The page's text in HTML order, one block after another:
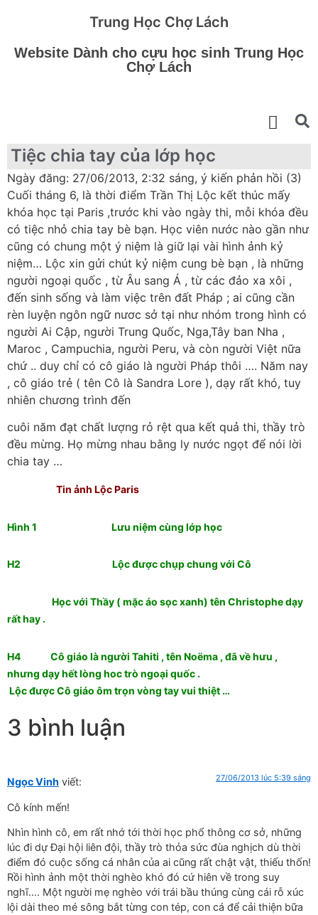
Trung Học Chợ Lách
Website Dành cho cựu học sinh Trung Học
Chợ Lách
Tiệc chia tay của lớp học
Ngày đăng: 27/06/2013, 2:32 sáng, ý kiến phản hồi (3)
Cuối tháng 6, là thời điểm Trần Thị Lộc kết thúc mấy
khóa học tại Paris ,trước khi vào ngày thi, mỗi khóa đều
có tiệc nhỏ chia tay bè bạn. Học viên nước nào gần như
cũng có chung một ý niệm là giữ lại vài hình ảnh kỷ
niệm… Lộc xin gửi chút kỷ niệm cung bè bạn , là những
người ngoại quốc , từ Âu sang Á , từ các đảo xa xôi ,
đến sinh sống và làm việc trên đất Pháp ; ai cũng cần
rèn luyện ngôn ngữ nươc sở tại như nhóm trong hình có
người Ai Cập, người Trung Quốc, Nga,Tây ban Nha ,
Maroc , Campuchia, người Peru, và còn người Việt nữa
chứ .. duy chỉ có cô giáo là người Pháp thôi …. Năm nay
, cô giáo trẻ ( tên Cô là Sandra Lore ), dạy rất khó, tuy
nhiên chương trình đến
cuôi năm đạt chất lượng rỏ rệt qua kết quả thi, thầy trò
đều mừng. Họ mừng nhau bằng ly nước ngọt để nói lời
chia tay …
Tin ảnh Lộc Paris
Hình 1 Lưu niệm cùng lớp học
H2 Lộc được chụp chung với Cô
Học với Thầy ( mặc áo sọc xanh) tên Christophe dạy
rất hay .
H4 Cô giáo là người Tahiti , tên Noëma , đã về hưu ,
nhưng dạy hết lòng hoc trò ngoại quốc .
Lộc được Cô giáo ôm trọn vòng tay vui thiệt …
3 bình luận
Ngọc Vinh viết: 27/06/2013 lúc 5:39 sáng
Cô kính mến!
Nhìn hình cô, em rất nhớ tới thời học phổ thông cơ sở, những
lúc đi dự Đại hội liên đội, thầy trò thỏa sức đùa nghịch dù thời
điểm đó cuộc sống cá nhân của ai cũng rất chật vật, thiếu thốn!
Rồi hình ảnh một thời nghèo khó đó cứ hiên về trong suy
nghĩ…. Một người mẹ nghèo với trái bầu thúng cùng cái rỗ xúc
lội dài theo mé sông bắt từng con tép, con cá để cải thiện bữa